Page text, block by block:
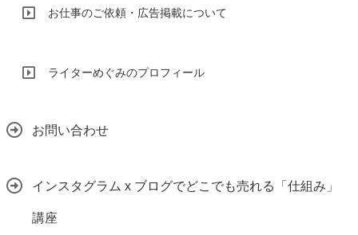
お仕事のご依頼・広告掲載について
ライターめぐみのプロフィール
お問い合わせ
インスタグラム x ブログでどこでも売れる「仕組み」
講座